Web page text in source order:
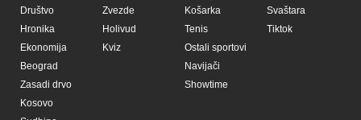
Društvo
Hronika
Ekonomija
Beograd
Zasadi drvo
Kosovo
Zvezde
Holivud
Kviz
Košarka
Tenis
Ostali sportovi
Navijači
Showtime
Svaštara
Tiktok